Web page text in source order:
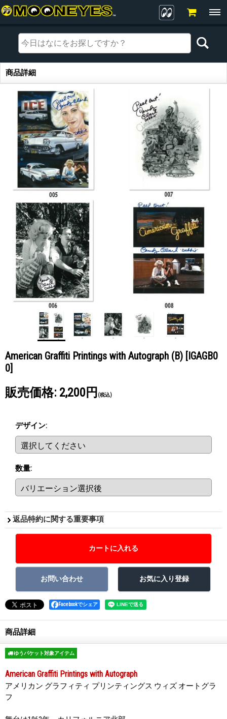
商品詳細
商品詳細
American Graffiti Printings with Autograph (B) [IGAGB0
0]
販売価格: 2,200円 (税込)
デザイン:
数量:
返品特約に関する重要事項
Facebookでシェア
商品詳細
ゆうパケット対象アイテム
American Graffiti Printings with Autograph
アメリカン グラフィティ プリンティングス ウィズ オートグラ
フ